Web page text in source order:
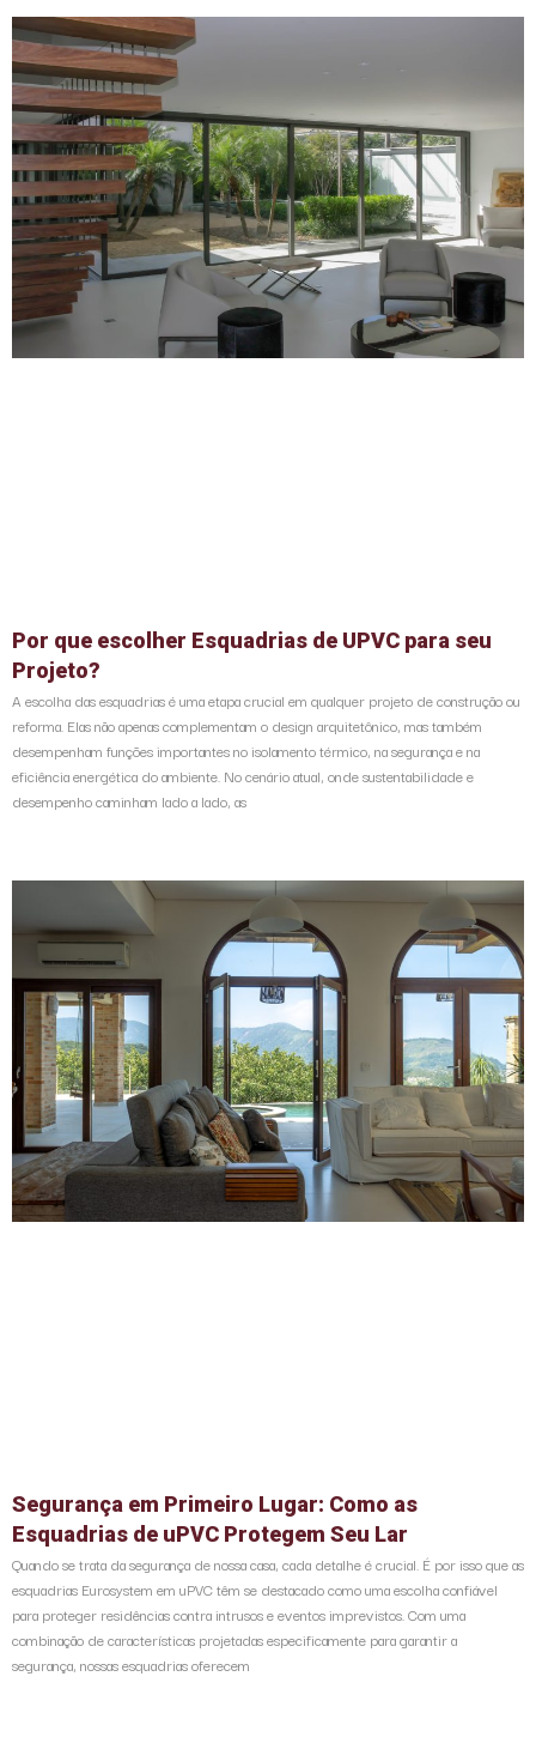
Por que escolher Esquadrias de UPVC para seu
Projeto?
A escolha das esquadrias é uma etapa crucial em qualquer projeto de construção ou
reforma. Elas não apenas complementam o design arquitetônico, mas também
desempenham funções importantes no isolamento térmico, na segurança e na
eficiência energética do ambiente. No cenário atual, onde sustentabilidade e
desempenho caminham lado a lado, as
Segurança em Primeiro Lugar: Como as
Esquadrias de uPVC Protegem Seu Lar
Quando se trata da segurança de nossa casa, cada detalhe é crucial. É por isso que as
esquadrias Eurosystem em uPVC têm se destacado como uma escolha confiável
para proteger residências contra intrusos e eventos imprevistos. Com uma
combinação de características projetadas especificamente para garantir a
segurança, nossas esquadrias oferecem